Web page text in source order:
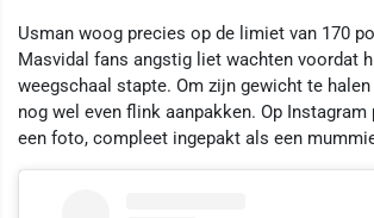
Usman woog precies op de limiet van 170
Masvidal fans angstig liet wachten voordat
weegschaal stapte. Om zijn gewicht te
nog wel even flink aanpakken. Op
een foto, compleet ingepakt als een